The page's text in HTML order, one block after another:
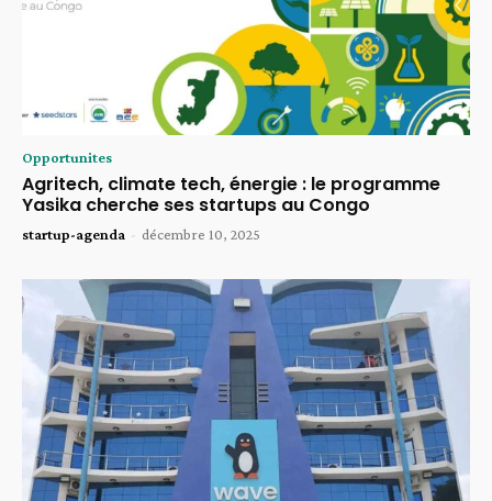
Opportunites
Agritech, climate tech, énergie : le programme
Yasika cherche ses startups au Congo
startup-agenda - décembre 10, 2025